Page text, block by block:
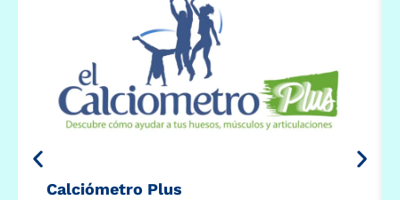
Calciómetro Plus